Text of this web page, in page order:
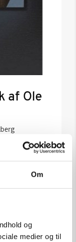
Om
og
medier og til
af Ole